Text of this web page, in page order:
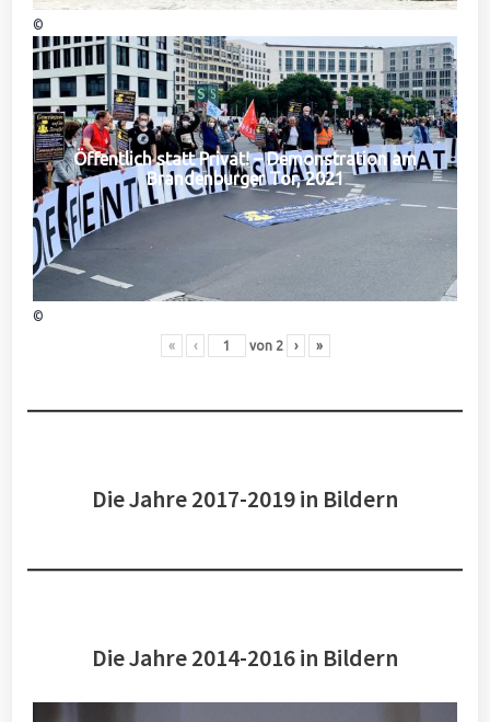
©
Öffentlich statt Privat! – Demonstration am
Brandenburger Tor, 2021
©
« ‹ von 2 › »
Die Jahre 2017-2019 in Bildern
Die Jahre 2014-2016 in Bildern